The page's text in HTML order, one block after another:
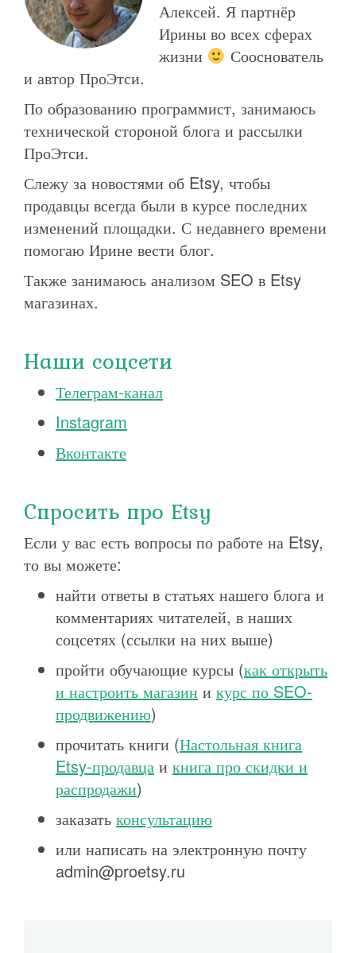
Алексей. Я партнёр
Ирины во всех сферах
жизни
Сооснователь
и автор ПроЭтси.
По образованию программист, занимаюсь
технической стороной блога и рассылки
ПроЭтси.
Слежу за новостями об Etsy, чтобы
продавцы всегда были в курсе последних
изменений площадки. С недавнего времени
помогаю Ирине вести блог.
Также занимаюсь анализом SEO в Etsy
магазинах.
Наши соцсети
Телеграм-канал
Instagram
Вконтакте
Спросить про Etsy
Если у вас есть вопросы по работе на Etsy,
то вы можете:
найти ответы в статьях нашего блога и
комментариях читателей, в наших
соцсетях (ссылки на них выше)
пройти обучающие курсы (как открыть
и настроить магазин и курс по SEO-
продвижению)
прочитать книги (Настольная книга
Etsy-продавца и книга про скидки и
распродажи)
заказать консультацию
или написать на электронную почту
admin@proetsy.ru